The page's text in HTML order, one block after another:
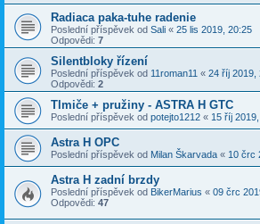
Radiaca paka-tuhe radenie
Poslední příspěvek od Sali « 25 lis 2019, 20:25
Odpovědi: 7
Silentbloky řízení
Poslední příspěvek od 11roman11 « 24 říj 2019,
Odpovědi: 2
Tlmiče + pružiny - ASTRA H GTC
Poslední příspěvek od potejto1212 « 15 říj
Astra H OPC
Poslední příspěvek od Milan Škarvada « 10 črc
Astra H zadní brzdy
Poslední příspěvek od BikerMarius « 09 črc
Odpovědi: 47